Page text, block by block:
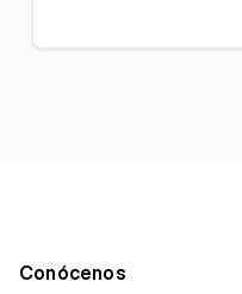
Conócenos